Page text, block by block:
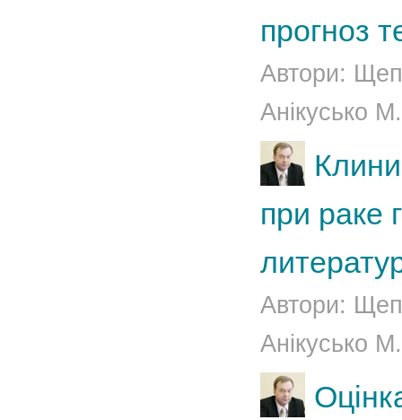
прогноз
Автори:
Анікусько
при раке
Автори:
Анікусько